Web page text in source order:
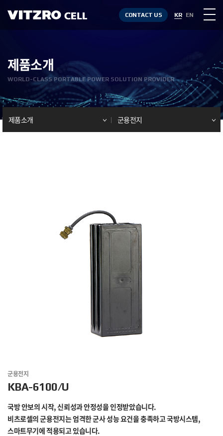
CONTACT US KR EN
제품소개
WORLD-CLASS PORTABLE POWER SOLUTION PROVIDER
제품소개 군용전지
군용전지
KBA-6100/U
국방 안보의 시작, 신뢰성과 안정성을 인정받았습니다.
비츠로셀의 군용전지는 엄격한 군사 성능 요건을 충족하고 국방시스템,
스마트무기에 적용되고 있습니다.